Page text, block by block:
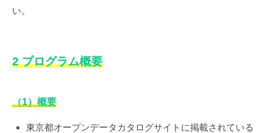
い。
2 プログラム概要
（1）概要
東京都オープンデータカタログサイトに掲載されている